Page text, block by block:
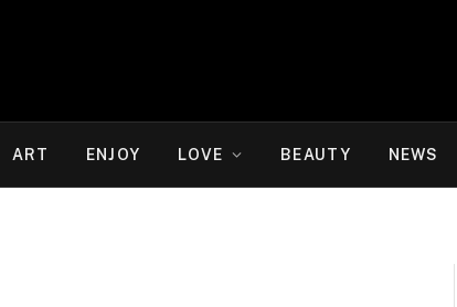
ART ENJOY LOVE BEAUTY NEWS